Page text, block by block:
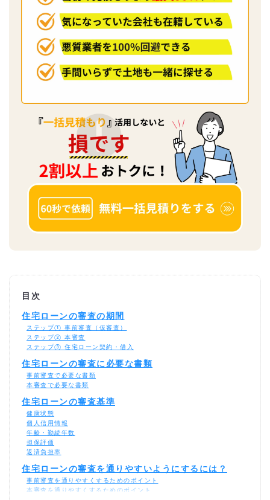
目次
住宅ローンの審査の期間
ステップ① 事前審査（仮審査）
ステップ② 本審査
ステップ③ 住宅ローン契約・借入
住宅ローンの審査に必要な書類
事前審査で必要な書類
本審査で必要な書類
住宅ローンの審査基準
健康状態
個人信用情報
年齢・勤続年数
担保評価
返済負担率
住宅ローンの審査を通りやすいようにするには？
事前審査を通りやすくするためのポイント
本審査を通りやすくするためのポイント